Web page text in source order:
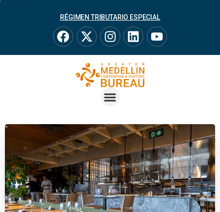
RÉGIMEN TRIBUTARIO ESPECIAL